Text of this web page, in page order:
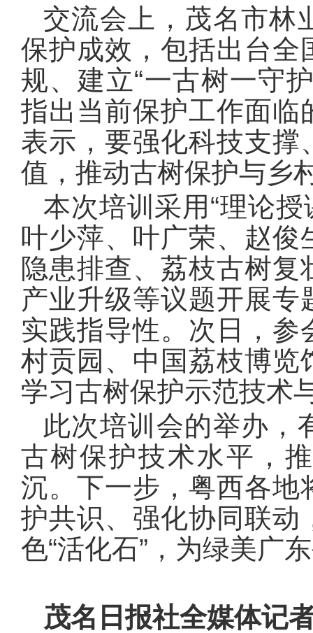
交流会上，茂名市林
保护成效，包括出台全
规、建立“一古树一守
指出当前保护工作面临
表示，要强化科技支
值，推动古树保护与乡
本次培训采用“理论
叶少萍、叶广荣、赵
隐患排查、荔枝古树
产业升级等议题开展
实践指导性。次日，
村贡园、中国荔枝博览
学习古树保护示范技术
此次培训会的举办，
古树保护技术水平，
沉。下一步，粤西各地
护共识、强化协同联动
色“活化石”，为绿美广
茂名日报社全媒体记